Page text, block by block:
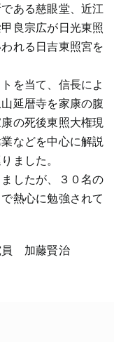
ある慈眼堂、近江
良宗広が日光東照
れる日吉東照宮を
を当て、信長によ
延暦寺を家康の腹
の死後東照大権現
などを中心に解説
ました。
したが、３０名の
熱心に勉強されて
員 加藤賢治